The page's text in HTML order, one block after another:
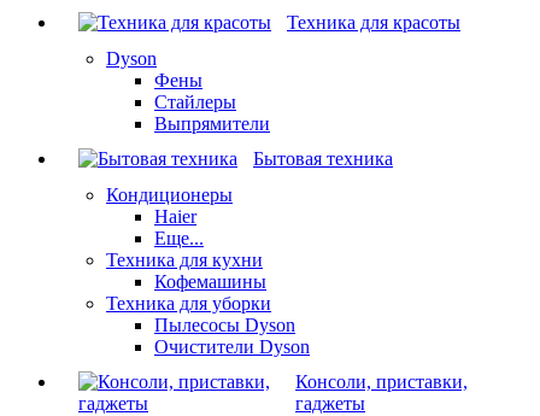
Техника для красоты
Dyson
Фены
Стайлеры
Выпрямители
Бытовая техника
Кондиционеры
Haier
Еще...
Техника для кухни
Кофемашины
Техника для уборки
Пылесосы Dyson
Очистители Dyson
Консоли, приставки,
гаджеты